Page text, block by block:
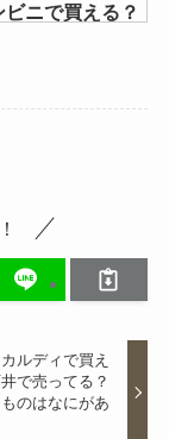
ニで買える？
ニで買える？
ルディで買え
で売ってる？
のはなにがあ